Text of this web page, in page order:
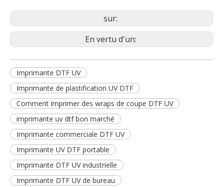
sur:
En vertu d'un:
Imprimante DTF UV
Imprimante de plastification UV DTF
Comment imprimer des wraps de coupe DTF UV
imprimante uv dtf bon marché
Imprimante commerciale DTF UV
Imprimante UV DTF portable
Imprimante DTF UV industrielle
Imprimante DTF UV de bureau